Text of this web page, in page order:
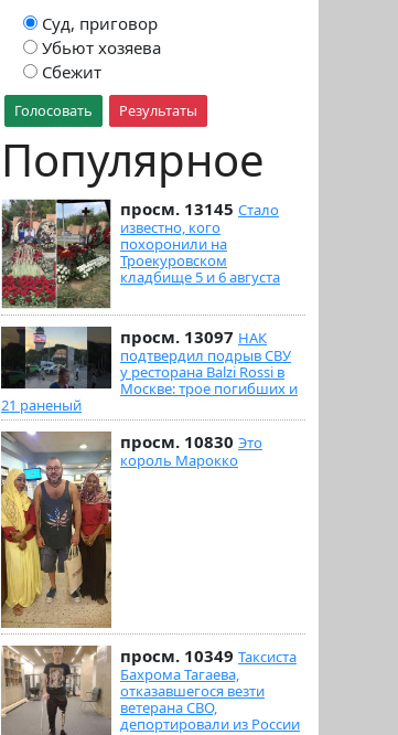
Суд, приговор
Убьют хозяева
Сбежит
Голосовать Результаты
Популярное
просм. 13145 Стало
известно, кого
похоронили на
Троекуровском
кладбище 5 и 6 августа
просм. 13097 НАК
подтвердил подрыв СВУ
у ресторана Balzi Rossi в
Москве: трое погибших и
21 раненый
просм. 10830 Это
король Марокко
просм. 10349 Таксиста
Бахрома Тагаева,
отказавшегося везти
ветерана СВО,
депортировали из России